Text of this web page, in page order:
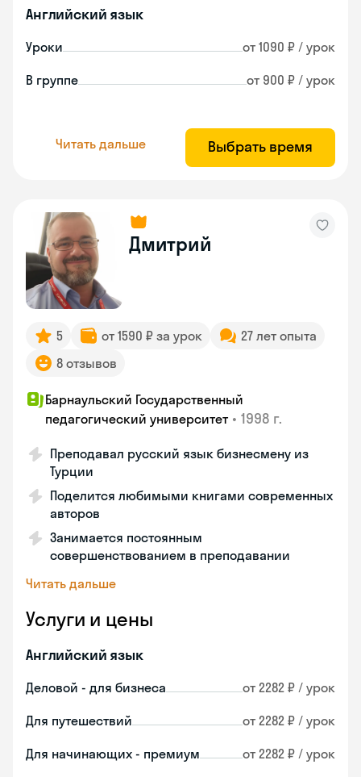
Английский язык
Уроки от 1090 ₽ / урок
В группе от 900 ₽ / урок
Читать дальше Выбрать время
Дмитрий
5 от 1590 ₽ за урок
27 лет опыта
8 отзывов
Барнаульский Государственный
педагогический университет • 1998 г.
Преподавал русский язык бизнесмену из
Турции
Поделится любимыми книгами современных
авторов
Занимается постоянным
совершенствованием в преподавании
Читать дальше
Услуги и цены
Английский язык
Деловой - для бизнеса от 2282 ₽ / урок
Для путешествий от 2282 ₽ / урок
Для начинающих - премиум от 2282 ₽ / урок